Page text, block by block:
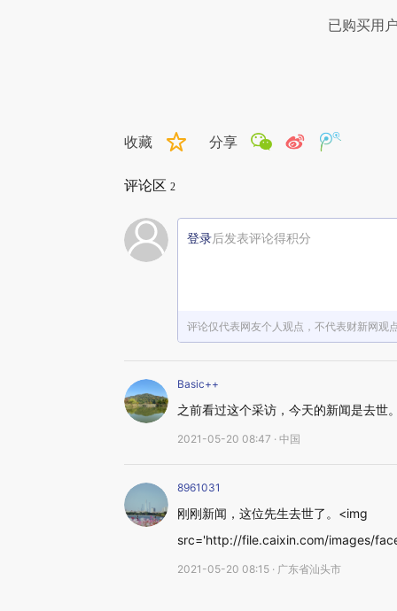
已购买用
收藏 分享
评论区 2
登录后发表评论得积分
评论仅代表网友个人观点，不代表财新网观
Basic++
之前看过这个采访，今天的新闻是去世
2021-05-20 08:47 · 中国
8961031
刚刚新闻，这位先生去世了。<img
src='http://file.caixin.com/images/
2021-05-20 08:15 · 广东省汕头市